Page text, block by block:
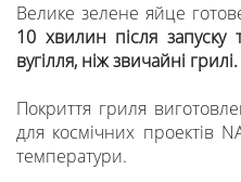
Велике зелене яйце
10 хвилин після
вугілля, ніж звичайні грилі.
Покриття гриля
для космічних проектів
температури.